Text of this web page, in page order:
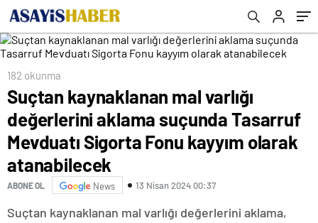
Fonu kayyım olarak atanabilecek
182 okunma
Suçtan kaynaklanan mal varlığı
değerlerini aklama suçunda Tasarruf
Mevduatı Sigorta Fonu kayyım olarak
atanabilecek
ABONE OL News 13 Nisan 2024 00:37
Suçtan kaynaklanan mal varlığı değerlerini aklama,